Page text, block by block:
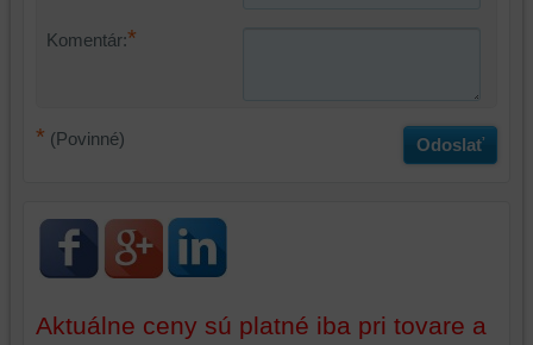
Komentár:*
* (Povinné) Odoslať
Aktuálne ceny sú platné iba pri tovare a
platformy,
a
zážitok
niektoré
preferencií
bez
toho,
ste